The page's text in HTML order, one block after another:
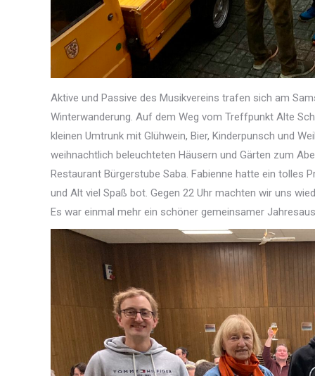
Aktive und Passive des Musikvereins trafen sich am
Winterwanderung. Auf dem Weg vom Treffpunkt Alte
kleinen Umtrunk mit Glühwein, Bier, Kinderpunsch und
weihnachtlich beleuchteten Häusern und Gärten zum
Restaurant Bürgerstube Saba. Fabienne hatte ein tolles
und Alt viel Spaß bot. Gegen 22 Uhr machten wir uns
Es war einmal mehr ein schöner gemeinsamer